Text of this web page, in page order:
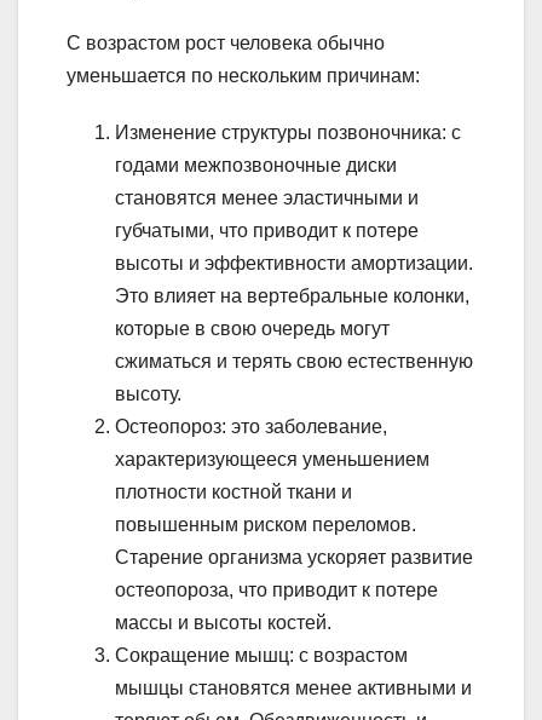
С возрастом рост человека обычно
уменьшается по нескольким причинам:
Изменение структуры позвоночника: с
годами межпозвоночные диски
становятся менее эластичными и
губчатыми, что приводит к потере
высоты и эффективности амортизации.
Это влияет на вертебральные колонки,
которые в свою очередь могут
сжиматься и терять свою естественную
высоту.
Остеопороз: это заболевание,
характеризующееся уменьшением
плотности костной ткани и
повышенным риском переломов.
Старение организма ускоряет развитие
остеопороза, что приводит к потере
массы и высоты костей.
Сокращение мышц: с возрастом
мышцы становятся менее активными и